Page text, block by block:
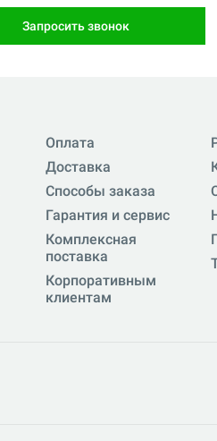
Запросить звонок
Оплата
Доставка
Способы заказа
Гарантия и сервис
Комплексная
поставка
Корпоративным
клиентам